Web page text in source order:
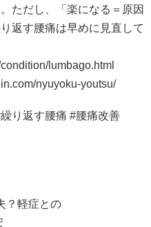
ただし、「楽になる＝原因
返す腰痛は早めに見直して
lumbago.html
nyuyoku-youtsu/
り返す腰痛 #腰痛改善
？軽症との